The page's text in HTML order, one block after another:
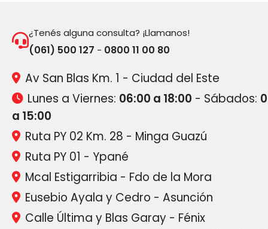
¿Tenés alguna consulta? ¡Llamanos!
(061) 500 127 - 0800 11 00 80
Av San Blas Km. 1 - Ciudad del Este
Lunes a Viernes: 06:00 a 18:00 - Sábados:
a 15:00
Ruta PY 02 Km. 28 - Minga Guazú
Ruta PY 01 - Ypané
Mcal Estigarribia - Fdo de la Mora
Eusebio Ayala y Cedro - Asunción
Calle Última y Blas Garay - Fénix